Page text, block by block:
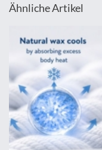
Ähnliche Artikel